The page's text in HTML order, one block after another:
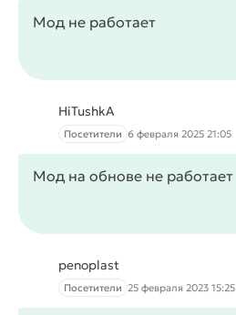
Мод не работает
HiTushkA
Посетители 6 февраля 2025 21:05
Мод на обнове не работает
penoplast
Посетители 25 февраля 2023 15:25